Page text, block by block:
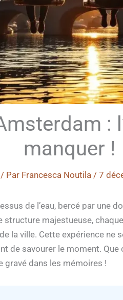
:
manquer !
/ Par Francesca Noutila/7
de l’eau, bercé par une
majestueuse,
la ville. Cette expérience ne
de savourer le moment.
gravé dans les mémoires !